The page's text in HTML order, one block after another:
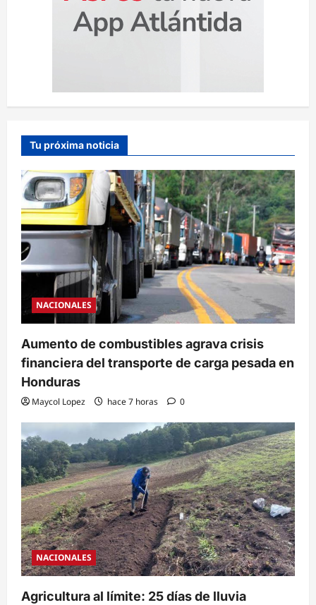
Tu próxima noticia
NACIONALES
Aumento de combustibles agrava crisis
financiera del transporte de carga pesada en
Honduras
Maycol Lopez hace 7 horas 0
NACIONALES
Agricultura al límite: 25 días de lluvia